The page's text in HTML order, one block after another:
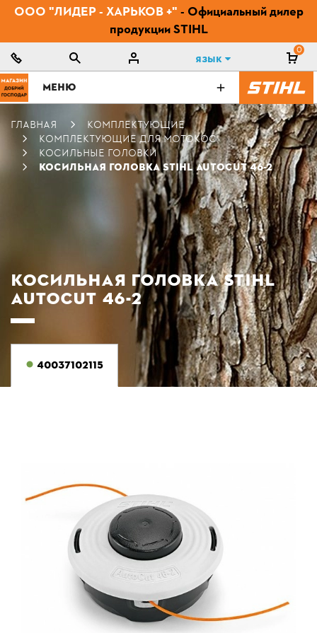
ООО "ЛИДЕР - ХАРЬКОВ +" - Официальный дилер
продукции STIHL
Язык
0
МЕНЮ
ГЛАВНАЯ
КОМПЛЕКТУЮЩИЕ
КОМПЛЕКТУЮЩИЕ ДЛЯ МОТОКОС
КОСИЛЬНЫЕ ГОЛОВКИ
КОСИЛЬНАЯ ГОЛОВКА STIHL AUTOCUT 46-2
КОСИЛЬНАЯ ГОЛОВКА STIHL
AUTOCUT 46-2
40037102115